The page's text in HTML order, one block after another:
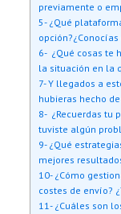
previamente o
5- ¿Qué
opción?¿Conocías
6- ¿Qué cosas te
la situación en la
7- Y llegados a
hubieras hecho
8- ¿Recuerdas tu
tuviste algún
9- ¿Qué
mejores
10- ¿Cómo
costes de envío?
11- ¿Cuáles son